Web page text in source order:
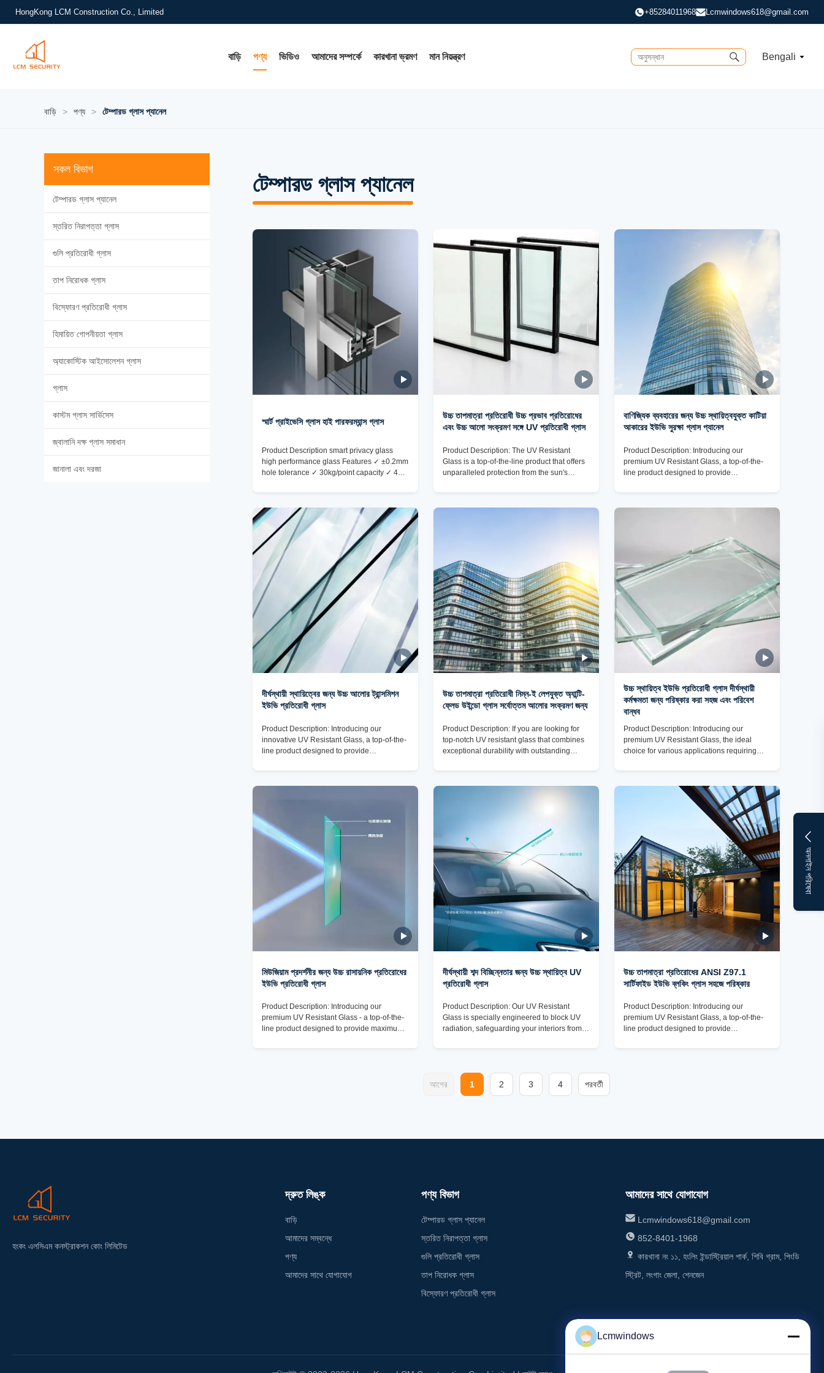
HongKong LCM Construction Co., Limited +85284011968 Lcmwindows618@gmail.com
বাড়ি পণ্য ভিডিও আমাদের সম্পর্কে কারখানা ভ্রমণ মান নিয়ন্ত্রণ Bengali
অনলাইন পরিষেবা
বাড়ি > পণ্য > টেম্পারড গ্লাস প্যানেল
সকল বিভাগ
টেম্পারড গ্লাস প্যানেল
স্তরিত নিরাপত্তা গ্লাস
গুলি প্রতিরোধী গ্লাস
তাপ নিরোধক গ্লাস
বিস্ফোরণ প্রতিরোধী গ্লাস
হিমায়িত গোপনীয়তা গ্লাস
অ্যাকোস্টিক আইসোলেশন গ্লাস
গ্লাস
কাস্টম গ্লাস সার্ভিসেস
জ্বালানি দক্ষ গ্লাস সমাধান
জানালা এবং দরজা
টেম্পারড গ্লাস প্যানেল
স্মার্ট প্রাইভেসি গ্লাস হাই পারফরম্যান্স গ্লাস
Product Description smart privacy glass
high performance glass Features ✓ ±0.2mm
hole tolerance ✓ 30kg/point capacity ✓ 45°
Packing & Shipping ✓Drill pattern templates
plugs ✓Vibration sensors ✓The actual
packaging shall be subject to the photos
taken by the corresponding staff at the time
of shipment. It is mainly carried out in
accordance with the customer's
requirements for packaging and
উচ্চ তাপমাত্রা প্রতিরোধী উচ্চ প্রভাব প্রতিরোধের
এবং উচ্চ আলো সংক্রমণ সঙ্গে UV প্রতিরোধী গ্লাস
Product Description: The UV Resistant
Glass is a top-of-the-line product that offers
unparalleled protection from the sun's
glass, this product is designed to provide
scratch resistance, this glass product
maintains its
বাণিজ্যিক ব্যবহারের জন্য উচ্চ স্থায়িত্বযুক্ত কাটিয়া
আকারের ইউভি সুরক্ষা গ্লাস প্যানেল
Product Description: Introducing our
premium UV Resistant Glass, a top-of-the-
line product designed to provide
rays while offering durability and style.
applications. One of the key attributes of our
UV Resistant Glass is its high scratch
resistance. This means that the glass
surface is highly durable and
দীর্ঘস্থায়ী স্থায়িত্বের জন্য উচ্চ আলোর ট্রান্সমিশন
ইউভি প্রতিরোধী গ্লাস
Product Description: Introducing our
innovative UV Resistant Glass, a top-of-the-
line product designed to provide
a variety of applications. This premium glass
the most challenging environments. With its
exceptional UV resistance attributes, our UV
Resistant Glass is the ideal choice for a
wide range of uses,
উচ্চ তাপমাত্রা প্রতিরোধী নিম্ন-ই লেপযুক্ত অ্যান্টি-
ফ্লেড উইন্ডো গ্লাস সর্বোত্তম আলোর সংক্রমণ জন্য
Product Description: If you are looking for
top-notch UV resistant glass that combines
exceptional durability with outstanding
ideal choice for your needs. With a high
home, office, or commercial space, this
product provides the ultimate solution. Our
UV
উচ্চ স্থায়িত্ব ইউভি প্রতিরোধী গ্লাস দীর্ঘস্থায়ী
কর্মক্ষমতা জন্য পরিষ্কার করা সহজ এবং পরিবেশ
বান্ধব
Product Description: Introducing our
premium UV Resistant Glass, the ideal
choice for various applications requiring
ultraviolet rays. Our Cut-to-Size UV
performance in sound insulation, impact
resistance, scratch resistance, UV
resistance, and ease of cleaning. Designed
to meet the highest standards of quality and
durability, our UV Resistant Glass is a
game-changer in the industry. With a focus
মিউজিয়াম প্রদর্শনীর জন্য উচ্চ রাসায়নিক প্রতিরোধের
ইউভি প্রতিরোধী গ্লাস
Product Description: Introducing our
premium UV Resistant Glass - a top-of-the-
line product designed to provide maximum
offering exceptional durability and clarity.
দীর্ঘস্থায়ী শব্দ বিচ্ছিন্নতার জন্য উচ্চ স্থায়িত্ব UV
প্রতিরোধী গ্লাস
Product Description: Our UV Resistant
Glass is specially engineered to block UV
radiation, safeguarding your interiors from
exposure to sunlight. With ANSI Z97.1
can trust in the reliability and effectiveness
of this glass to keep your space safe and
protected. Not only does our UV Resistant
উচ্চ তাপমাত্রা প্রতিরোধের ANSI Z97.1
সার্টিফাইড ইউভি ব্লকিং গ্লাস সহজে পরিষ্কার
Product Description: Introducing our
premium UV Resistant Glass, a top-of-the-
line product designed to provide
while offering superior durability and eco-
আগের 1 2 3 4 পরবর্তী
হংকং এলসিএম কনস্ট্রাকশন কোং লিমিটেড
দ্রুত লিঙ্ক
বাড়ি
আমাদের সম্বন্ধে
পণ্য
আমাদের সাথে যোগাযোগ
পণ্য বিভাগ
টেম্পারড গ্লাস প্যানেল
স্তরিত নিরাপত্তা গ্লাস
গুলি প্রতিরোধী গ্লাস
তাপ নিরোধক গ্লাস
বিস্ফোরণ প্রতিরোধী গ্লাস
আমাদের সাথে যোগাযোগ
Lcmwindows618@gmail.com
852-8401-1968
কারখানা নং ১১, হংলিং ইন্ডাস্ট্রিয়াল পার্ক, শিবি গ্রাম, পিংডি
স্ট্রিট, লংগাং জেলা, শেনজেন
Lcmwindows